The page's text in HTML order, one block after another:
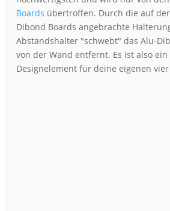
Boards übertroffen. Durch die auf
Dibond Boards angebrachte
Abstandshalter "schwebt" das Alu-
von der Wand entfernt. Es ist also
Designelement für deine eigenen vier